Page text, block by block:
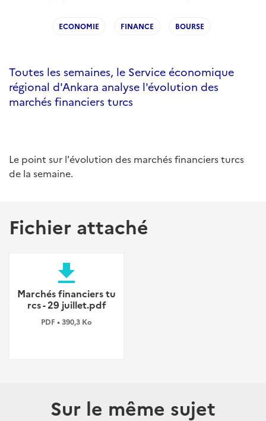
ECONOMIE FINANCE BOURSE
Toutes les semaines, le Service économique
régional d'Ankara analyse l'évolution des
marchés financiers turcs
Le point sur l'évolution des marchés financiers turcs
de la semaine.
Fichier attaché
file_download
Marchés financiers tu
rcs - 29 juillet.pdf
PDF • 390,3 Ko
Sur le même sujet